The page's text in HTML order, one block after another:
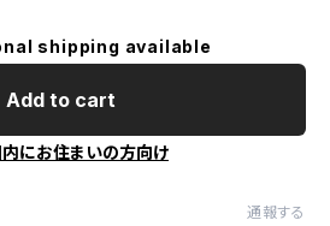
shipping available
Add to cart
にお住まいの方向け
通報する